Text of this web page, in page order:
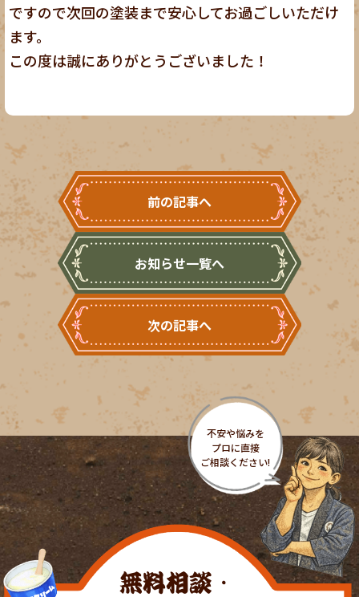
ですので次回の塗装まで安心してお過ごしいただけ
ます。
この度は誠にありがとうございました！
前の記事へ
お知らせ一覧へ
次の記事へ
無料相談・